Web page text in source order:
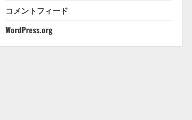
コメントフィード
WordPress.org